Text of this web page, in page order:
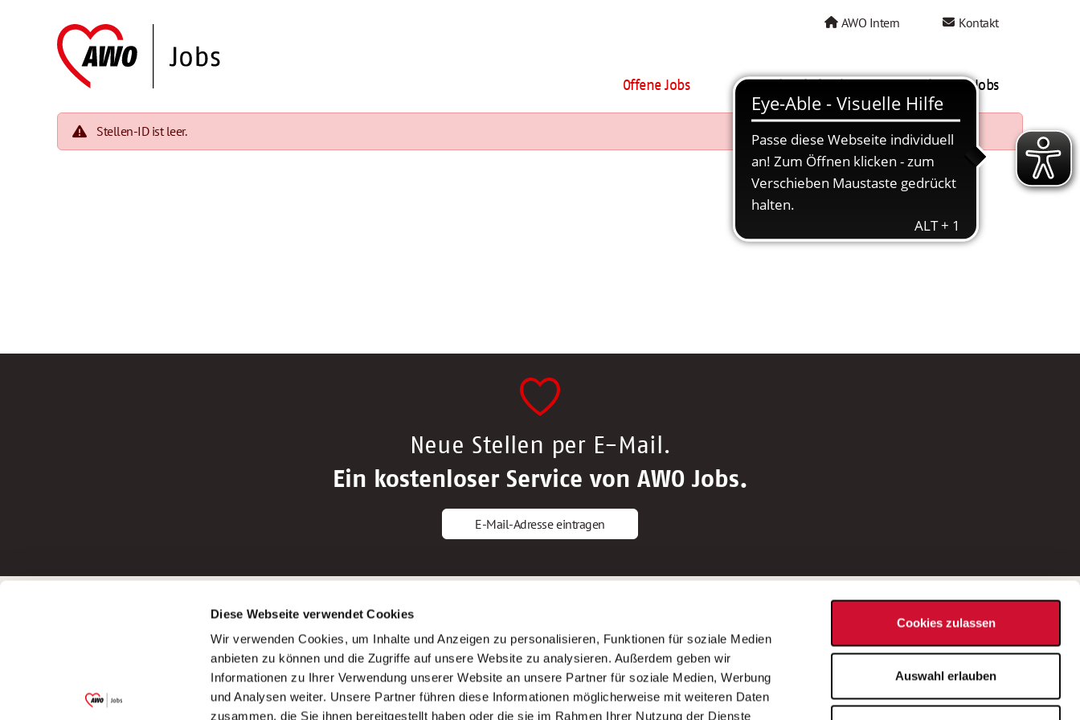
Diese Webseite verwendet Cookies
Wir verwenden Cookies, um Inhalte und Anzeigen zu personalisieren, Funktionen für soziale Medien
anbieten zu können und die Zugriffe auf unsere Website zu analysieren. Außerdem geben wir
Informationen zu Ihrer Verwendung unserer Website an unsere Partner für soziale Medien, Werbung
und Analysen weiter. Unsere Partner führen diese Informationen möglicherweise mit weiteren Daten
zusammen, die Sie ihnen bereitgestellt haben oder die sie im Rahmen Ihrer Nutzung der Dienste
Cookies zulassen
Auswahl erlauben
AWO Intern Kontakt
Offene Jobs AWO als Arbeitgeber Mein AWO Jobs
Stellen-ID ist leer.
Neue Stellen per E-Mail.
Ein kostenloser Service von AWO Jobs.
E-Mail-Adresse eintragen
Garitz Bewirtschaftungsbetriebe GmbH
(Ein Tochterunternehmen des AWO
Bezirksverbandes Unterfranken e.V.)
Bewerbungstipps
Bewerbung als Altenpfleger*in
Bewerbung als Krankenpfleger*in
Bewerbung als Altenpflegehelfer*in
Bewerbung als Erzieher*in
AWO Gliederungen nach Bundesland
Stellenangebote nach Bundesländern
Sitemap
Impressum
Datenschutz
Bei Fragen zu einer Stellenausschreibung
wenden Sie sich bitte an die*den in der
Stellenausschreibung genannte*n